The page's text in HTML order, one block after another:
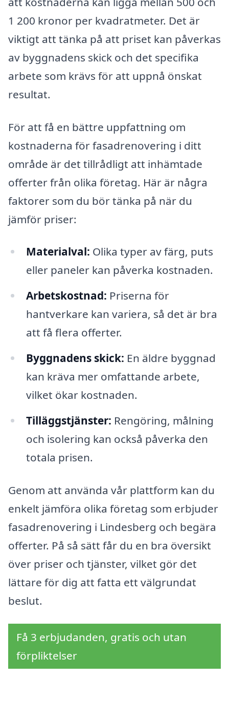
1 200 kronor per kvadratmeter. Det är
viktigt att tänka på att priset kan påverkas
av byggnadens skick och det specifika
arbete som krävs för att uppnå önskat
resultat.
För att få en bättre uppfattning om
kostnaderna för fasadrenovering i ditt
område är det tillrådligt att inhämtade
offerter från olika företag. Här är några
faktorer som du bör tänka på när du
jämför priser:
Materialval: Olika typer av färg, puts
eller paneler kan påverka kostnaden.
Arbetskostnad: Priserna för
hantverkare kan variera, så det är bra
att få flera offerter.
Byggnadens skick: En äldre byggnad
kan kräva mer omfattande arbete,
vilket ökar kostnaden.
Tilläggstjänster: Rengöring, målning
och isolering kan också påverka den
totala prisen.
Genom att använda vår plattform kan du
enkelt jämföra olika företag som erbjuder
fasadrenovering i Lindesberg och begära
offerter. På så sätt får du en bra översikt
över priser och tjänster, vilket gör det
lättare för dig att fatta ett välgrundat
beslut.
Få 3 erbjudanden, gratis och utan
förpliktelser